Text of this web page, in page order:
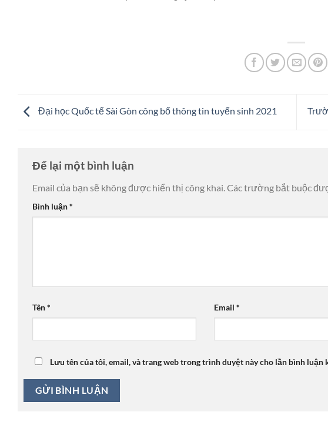
Đại học Quốc tế Sài Gòn công bố thông tin tuyển sinh 2021
Để lại một bình luận
Email của bạn sẽ không được hiển thị công khai. Các trường bắt buộc
Bình luận*
Tên* Email*
Lưu tên của tôi, email, và trang web trong trình duyệt này cho lần bình luận